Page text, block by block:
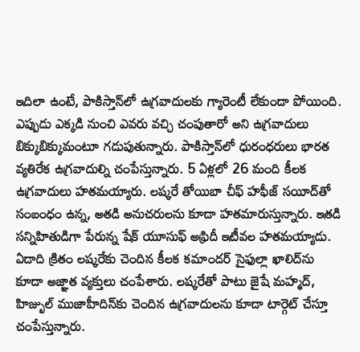
ఇదిలా ఉంటే, పాకిస్తాన్‌లో ఉగ్రవాదులకు గ్యారెంటీ లేకుండా పోయింది.
ఎప్పుడు ఎక్కడి నుంచి ఎవరు వచ్చి చంపుతారో అని ఉగ్రవాదులు
బిక్కుబిక్కుమంటూ గడుపుతున్నారు. పాకిస్తాన్‌లో ధురంధరులు భారత
వ్యతిరేక ఉగ్రవాదుల్ని చంపేస్తున్నారు. 5 ఏళ్లలో 26 మంది కీలక
ఉగ్రవాదులు హతమయ్యారు. లష్కరే తోయిబా చీఫ్ హఫీజ్ సయీద్‌తో
సంబంధం ఉన్న, అతడి అనుచరులను కూడా హతమారుస్తున్నారు. ఇతడి
సన్నిహితుడిగా పేరున్న షేక్ యూసుఫ్ అఫ్రిదీ ఇటీవల హతమయ్యాడు.
ఏడాది క్రితం లష్కరేకు చెందిన కీలక కమాండర్ సైఫుల్లా ఖాలిద్‌‌ను
కూడా అజ్ఞాత వ్యక్తులు చంపేశారు. లష్కరేతో పాటు జైషే మహ్మద్,
హిజ్బుల్ ముజాహీదిన్‌కు చెందిన ఉగ్రవాదులను కూడా టార్గెట్ చేస్తూ
చంపేస్తున్నారు.